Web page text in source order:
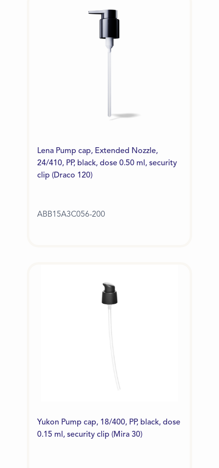
Lena Pump cap, Extended Nozzle,
24/410, PP, black, dose 0.50 ml, security
clip (Draco 120)
ABB15A3C056-200
Yukon Pump cap, 18/400, PP, black, dose
0.15 ml, security clip (Mira 30)